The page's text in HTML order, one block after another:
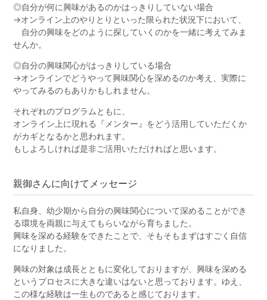
◎自分が何に興味があるのかはっきりしていない場合
→オンライン上のやりとりといった限られた状況下において、
自分の興味をどのように探していくのかを一緒に考えてみま
せんか。
◎自分の興味関心がはっきりしている場合
→オンラインでどうやって興味関心を深めるのか考え、実際に
やってみるのもありかもしれません。
それぞれのプログラムともに、
オンライン上に現れる『メンター』をどう活用していただくか
がカギとなるかと思われます。
もしよろしければ是非ご活用いただければと思います。
親御さんに向けてメッセージ
私自身、幼少期から自分の興味関心について深めることができ
る環境を両親に与えてもらいながら育ちました。
興味を深める経験をできたことで、そもそもまずはすごく自信
になりました。
興味の対象は成長とともに変化しておりますが、興味を深める
というプロセスに大きな違いはないと思っております。ゆえ、
この様な経験は一生ものであると感じております。